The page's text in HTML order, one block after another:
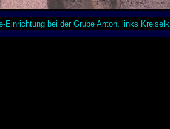
Einrichtung bei der Grube Anton, links